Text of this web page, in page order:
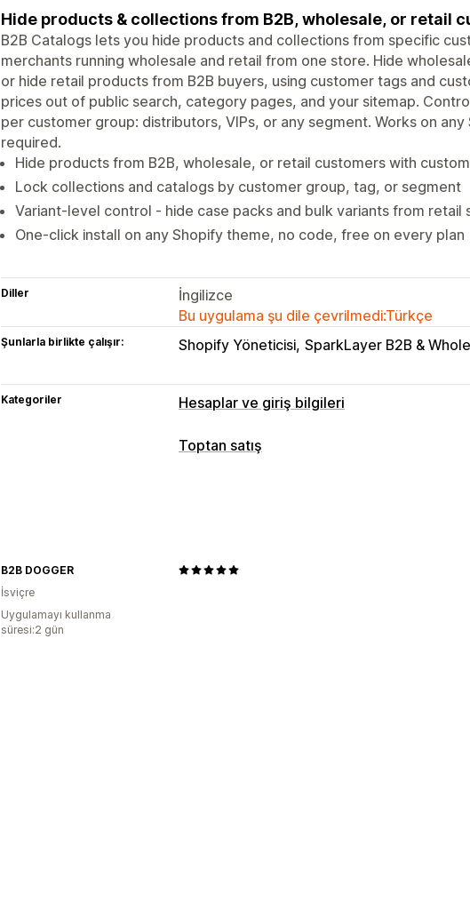
Hide products & collections from B2B, wholesale, or retail
B2B Catalogs lets you hide products and collections from specific
merchants running wholesale and retail from one store. Hide
or hide retail products from B2B buyers, using customer tags and
prices out of public search, category pages, and your sitemap.
per customer group: distributors, VIPs, or any segment. Works on
required.
Hide products from B2B, wholesale, or retail customers with
Lock collections and catalogs by customer group, tag, or segment
Variant-level control - hide case packs and bulk variants from retail
One-click install on any Shopify theme, no code, free on every plan
Diller
İngilizce
Bu uygulama şu dile çevrilmedi:Türkçe
Şunlarla birlikte çalışır: Shopify Yöneticisi SparkLayer B2B &
Kategoriler Hesaplar ve giriş bilgileri
Hesap yönetimi
Toptan satış
Ürün görünürlüğü
B2B DOGGER
İsviçre
Uygulamayı kullanma
süresi:2 gün